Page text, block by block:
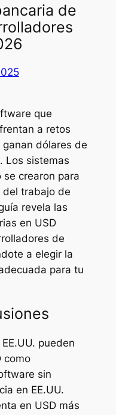
de
que
a retos
dólares de
Los sistemas
crearon para
del trabajo de
revela las
en USD
de
a elegir la
para tu
pueden
como
sin
en EE.UU.
en USD más